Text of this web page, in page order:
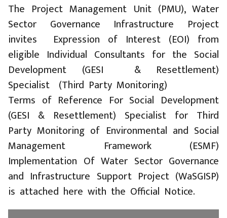
The Project Management Unit (PMU), Water
Sector Governance Infrastructure Project
invites Expression of Interest (EOI) from
eligible Individual Consultants for the Social
Development (GESI & Resettlement)
Specialist (Third Party Monitoring)
Terms of Reference For Social Development
(GESI & Resettlement) Specialist for Third
Party Monitoring of Environmental and Social
Management Framework (ESMF)
Implementation Of Water Sector Governance
and Infrastructure Support Project (WaSGISP)
is attached here with the Official Notice.